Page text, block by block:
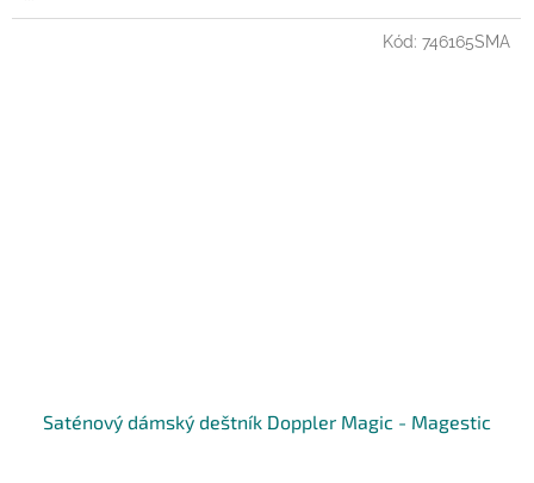
Saténový dámský deštník Doppler Magic - Magestic
Kód: 746165SMA